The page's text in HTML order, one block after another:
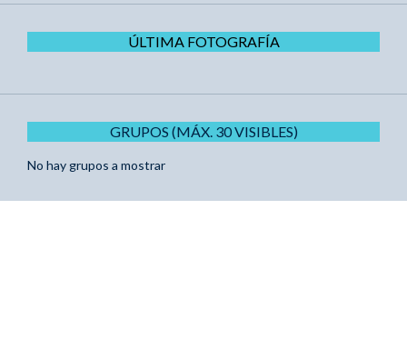
ÚLTIMA FOTOGRAFÍA
GRUPOS (MÁX. 30 VISIBLES)
No hay grupos a mostrar